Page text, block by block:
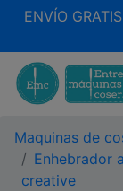
ENVÍO
Maquinas de
Enhebrador
creative